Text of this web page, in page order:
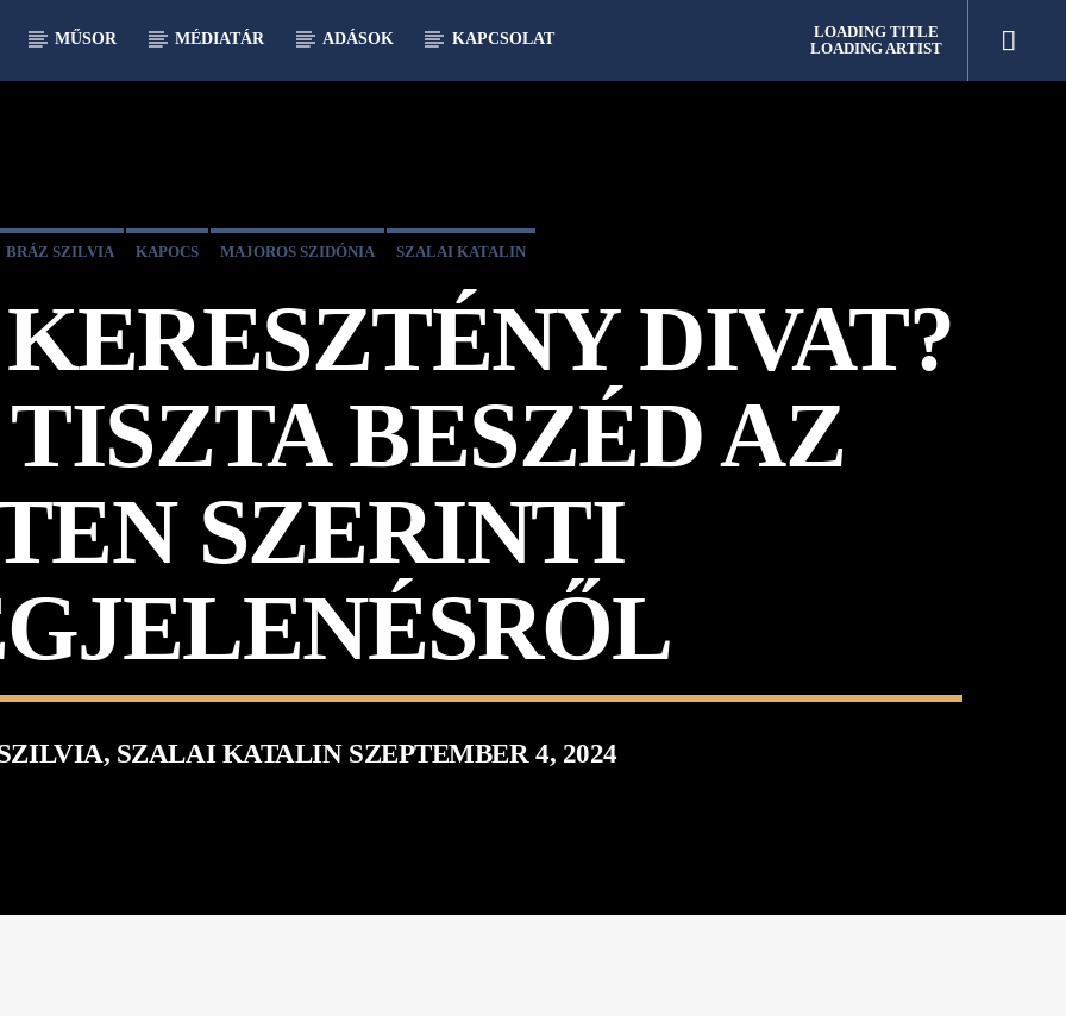
MŰSOR MÉDIATÁR ADÁSOK KAPCSOLAT
LOADING TITLE
LOADING ARTIST
BRÁZ SZILVIA KAPOCS MAJOROS SZIDÓNIA SZALAI KATALIN
DIVAT?
BESZÉD AZ
SZERINTI
SZALAI KATALIN SZEPTEMBER 4, 2024